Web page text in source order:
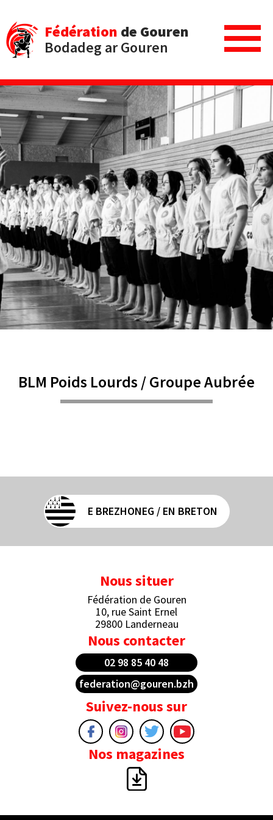
Fédération de Gouren
Bodadeg ar Gouren
BLM Poids Lourds / Groupe Aubrée
E BREZHONEG / EN BRETON
Nous situer
Fédération de Gouren
10, rue Saint Ernel
29800 Landerneau
Nous contacter
02 98 85 40 48
federation@gouren.bzh
Suivez-nous sur
Nos magazines